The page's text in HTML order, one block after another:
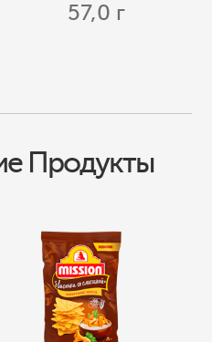
57,0 г
Продукты